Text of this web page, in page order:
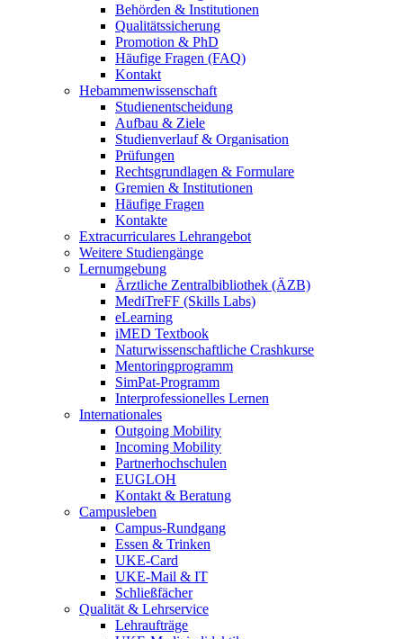
Behörden & Institutionen
Qualitätssicherung
Promotion & PhD
Häufige Fragen (FAQ)
Kontakt
Hebammenwissenschaft
Studienentscheidung
Aufbau & Ziele
Studienverlauf & Organisation
Prüfungen
Rechtsgrundlagen & Formulare
Gremien & Institutionen
Häufige Fragen
Kontakte
Extracurriculares Lehrangebot
Weitere Studiengänge
Lernumgebung
Ärztliche Zentralbibliothek (ÄZB)
MediTreFF (Skills Labs)
eLearning
iMED Textbook
Naturwissenschaftliche Crashkurse
Mentoringprogramm
SimPat-Programm
Interprofessionelles Lernen
Internationales
Outgoing Mobility
Incoming Mobility
Partnerhochschulen
EUGLOH
Kontakt & Beratung
Campusleben
Campus-Rundgang
Essen & Trinken
UKE-Card
UKE-Mail & IT
Schließfächer
Qualität & Lehrservice
Lehraufträge